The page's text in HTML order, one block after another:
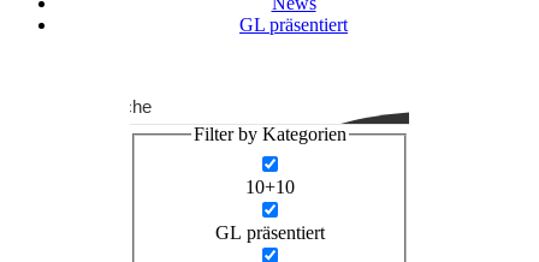
GL präsentiert
Suche
Filter by Kategorien
10+10
GL präsentiert